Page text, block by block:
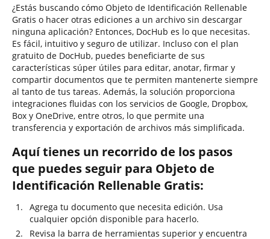
¿Estás buscando cómo Objeto de Identificación Rellenable
Gratis o hacer otras ediciones a un archivo sin descargar
ninguna aplicación? Entonces, DocHub es lo que necesitas.
Es fácil, intuitivo y seguro de utilizar. Incluso con el plan
gratuito de DocHub, puedes beneficiarte de sus
características súper útiles para editar, anotar, firmar y
compartir documentos que te permiten mantenerte siempre
al tanto de tus tareas. Además, la solución proporciona
integraciones fluidas con los servicios de Google, Dropbox,
Box y OneDrive, entre otros, lo que permite una
transferencia y exportación de archivos más simplificada.
Aquí tienes un recorrido de los pasos
que puedes seguir para Objeto de
Identificación Rellenable Gratis:
Agrega tu documento que necesita edición. Usa
cualquier opción disponible para hacerlo.
Revisa la barra de herramientas superior y encuentra